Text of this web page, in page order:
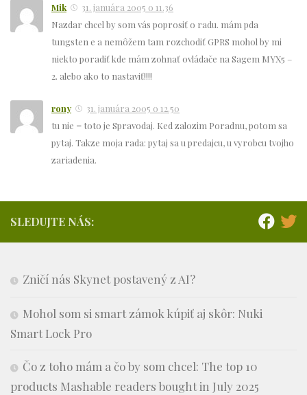
Mik
31. januára 2005 o 11.36
Nazdar chcel by som vás poprosiť o radu. mám pda
tungsten e a nemôžem tam rozchodiť GPRS mohol by mi
niekto poradiť kde mám zohnať ovládače na Sagem MYX5 –
2. alebo ako to nastaviť!!!!
rony
31. januára 2005 o 12.50
tu nie = toto je Spravodaj. Ked zalozim Poradnu, potom sa
pytaj. Takze moja rada: pytaj sa u predajcu, u vyrobcu tvojho
zariadenia.
SLEDUJTE NÁS:
Zničí nás Skynet postavený z AI?
Mohol som si smart zámok kúpiť aj skôr: Nuki
Smart Lock Pro
Čo z toho mám a čo by som chcel: The top 10
products Mashable readers bought in July 2025